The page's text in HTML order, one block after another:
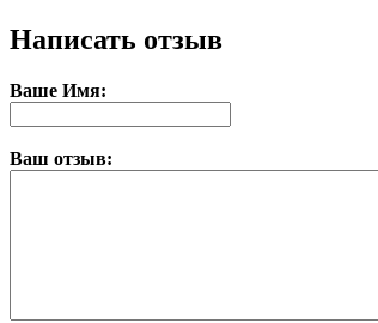
Написать отзыв
Ваше Имя:
Ваш отзыв: